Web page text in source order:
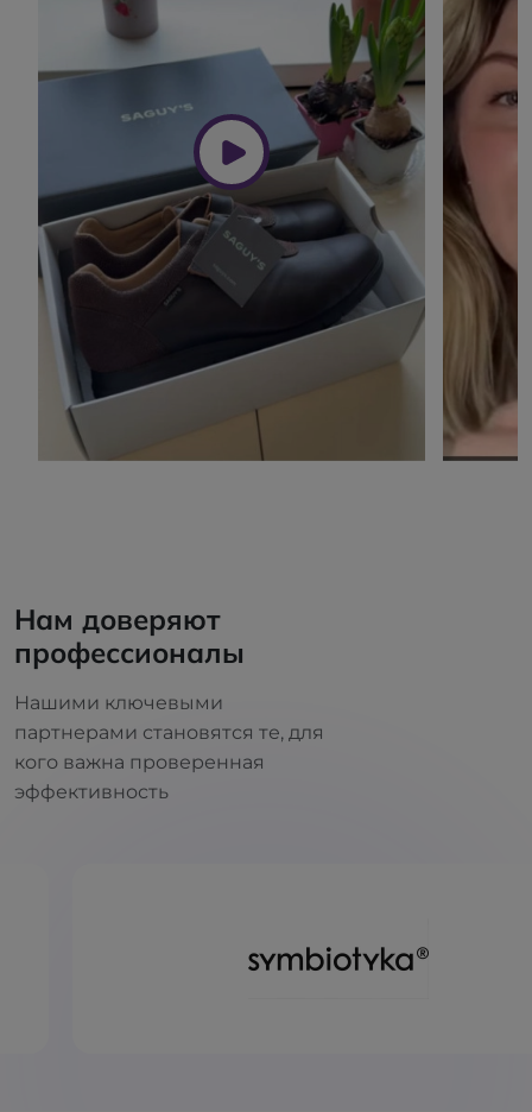
Нам доверяют
профессионалы
Нашими ключевыми
партнерами становятся те, для
кого важна проверенная
эффективность